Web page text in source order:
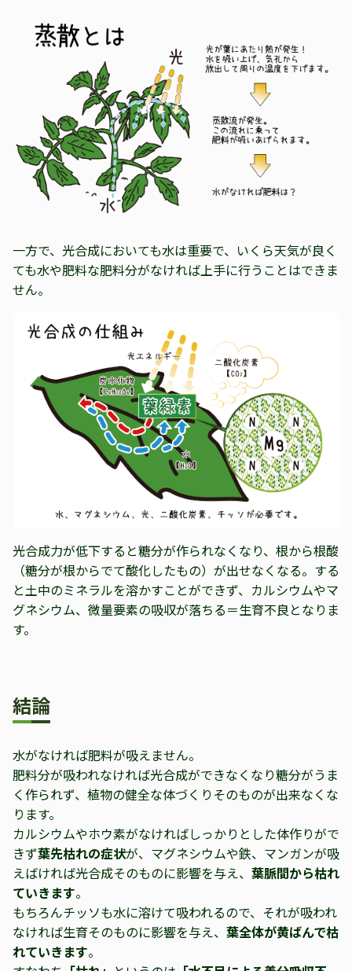
一方で、光合成においても水は重要で、いくら天気が良く
ても水や肥料な肥料分がなければ上手に行うことはできま
せん。
光合成力が低下すると糖分が作られなくなり、根から根酸
（糖分が根からでて酸化したもの）が出せなくなる。する
と土中のミネラルを溶かすことができず、カルシウムやマ
グネシウム、微量要素の吸収が落ちる＝生育不良となりま
す。
結論
水がなければ肥料が吸えません。
肥料分が吸われなければ光合成ができなくなり糖分がうま
く作られず、植物の健全な体づくりそのものが出来なくな
ります。
カルシウムやホウ素がなければしっかりとした体作りがで
きず葉先枯れの症状が、マグネシウムや鉄、マンガンが吸
えばければ光合成そのものに影響を与え、 葉脈間から枯れ
ていきます。
もちろんチッソも水に溶けて吸われるので、それが吸われ
なければ生育そのものに影響を与え、 葉全体が黄ばんで枯
れていきます。